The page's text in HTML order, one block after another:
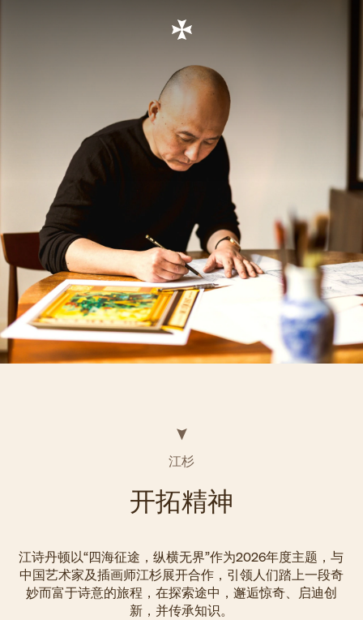
江杉
开拓精神
江诗丹顿以“四海征途，纵横无界”作为2026年度主题，与
中国艺术家及插画师江杉展开合作，引领人们踏上一段奇
妙而富于诗意的旅程，在探索途中，邂逅惊奇、启迪创
新，并传承知识。